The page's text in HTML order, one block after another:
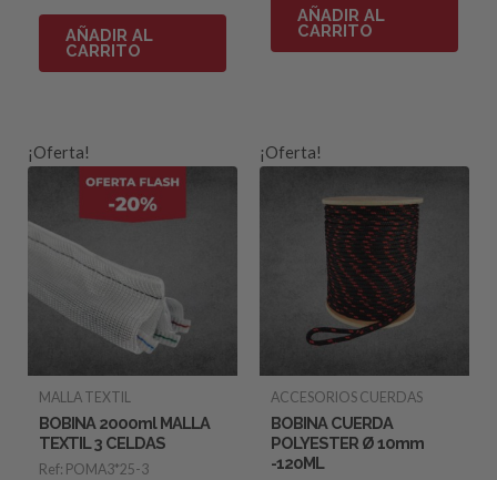
AÑADIR AL
CARRITO
AÑADIR AL
CARRITO
¡Oferta!
MALLA TEXTIL
BOBINA 2000ml MALLA
TEXTIL 3 CELDAS
Ref: POMA3*25-3
¡Oferta!
ACCESORIOS CUERDAS
BOBINA CUERDA
POLYESTER Ø 10mm
-120ML